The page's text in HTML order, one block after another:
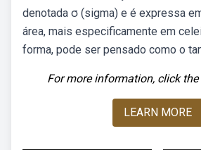
denotada σ (sigma) e é expressa
área, mais especificamente em
forma, pode ser pensado como o
For more information, click
LEARN MORE